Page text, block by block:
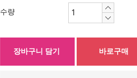
수량
장바구니 담기 바로구매